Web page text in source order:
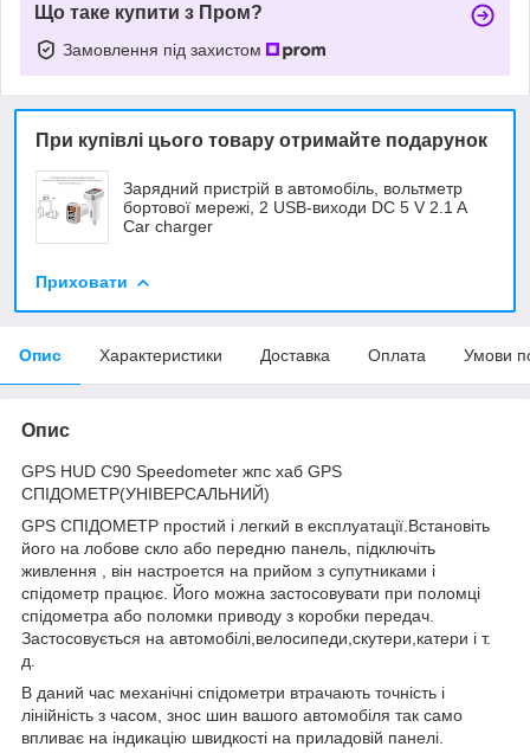
Що таке купити з Пром?
Замовлення під захистом
При купівлі цього товару отримайте подарунок
Зарядний пристрій в автомобіль, вольтметр
бортової мережі, 2 USB-виходи DC 5 V 2.1 A
Car charger
Приховати
Опис Характеристики Доставка Оплата Умови
Опис
GPS HUD C90 Speedometer жпс хаб GPS
СПІДОМЕТР(УНІВЕРСАЛЬНИЙ)
GPS СПІДОМЕТР простий і легкий в експлуатації.Встановіть
його на лобове скло або передню панель, підключіть
живлення , він настроется на прийом з супутниками і
спідометр працює. Його можна застосовувати при поломці
спідометра або поломки приводу з коробки передач.
Застосовується на автомобілі,велосипеди,скутери,катери і т.
д.
В даний час механічні спідометри втрачають точність і
лінійність з часом, знос шин вашого автомобіля так само
впливає на індикацію швидкості на приладовій панелі.